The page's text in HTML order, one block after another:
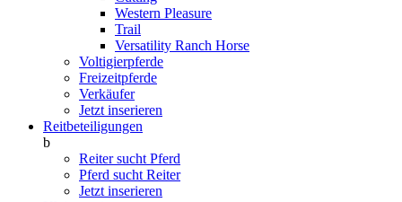
Western Pleasure
Trail
Versatility Ranch Horse
Voltigierpferde
Freizeitpferde
Verkäufer
Jetzt inserieren
Reitbeteiligungen
b
Reiter sucht Pferd
Pferd sucht Reiter
Jetzt inserieren